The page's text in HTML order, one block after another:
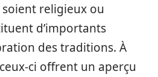
soient religieux ou
d’importants
des traditions. À
ci offrent un aperçu